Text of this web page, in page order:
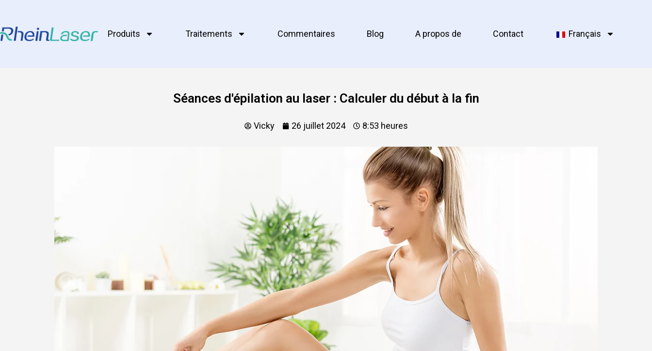
Produits Traitements Commentaires Blog A propos de Contact Français
Séances d'épilation au laser : Calculer du début à la fin
Vicky 26 juillet 2024 8:53 heures